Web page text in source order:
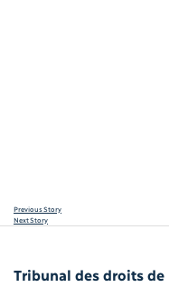
Previous Story
Next Story
Tribunal des droits